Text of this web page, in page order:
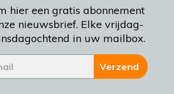
hier een gratis abonnement
nieuwsbrief. Elke vrijdag-
in uw mailbox.
Verzend